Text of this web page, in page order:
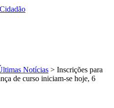
Notícias > Inscrições para
de curso iniciam-se hoje, 6